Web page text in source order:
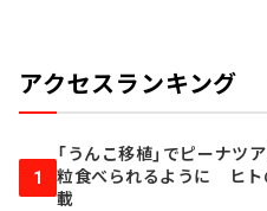
アクセスランキング
1
「うんこ移植」でピーナツ
粒食べられるように ヒ
載